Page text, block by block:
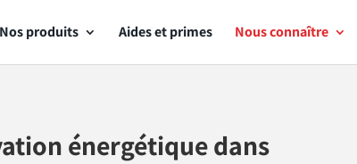
Nos produits Aides et primes Nous connaître
énergétique dans